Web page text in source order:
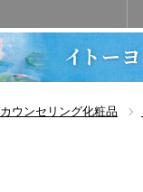
カウンセリング化粧品